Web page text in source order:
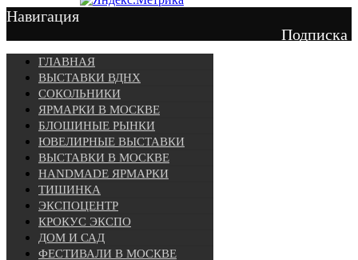
Навигация
Подписка
ГЛАВНАЯ
ВЫСТАВКИ ВДНХ
СОКОЛЬНИКИ
ЯРМАРКИ В МОСКВЕ
БЛОШИНЫЕ РЫНКИ
ЮВЕЛИРНЫЕ ВЫСТАВКИ
ВЫСТАВКИ В МОСКВЕ
HANDMADE ЯРМАРКИ
ТИШИНКА
ЭКСПОЦЕНТР
КРОКУС ЭКСПО
ДОМ И САД
ФЕСТИВАЛИ В МОСКВЕ